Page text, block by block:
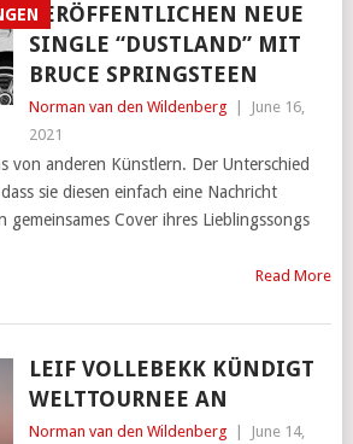
VERÖFFENTLICHEN NEUE
SINGLE “DUSTLAND” MIT
BRUCE SPRINGSTEEN
Norman van den Wildenberg
June 16,
2021
von anderen Künstlern. Der Unterschied
sie diesen einfach eine Nachricht
gemeinsames Cover ihres Lieblingssongs
Read More
LEIF VOLLEBEKK KÜNDIGT
WELTTOURNEE AN
Norman van den Wildenberg
June 14,